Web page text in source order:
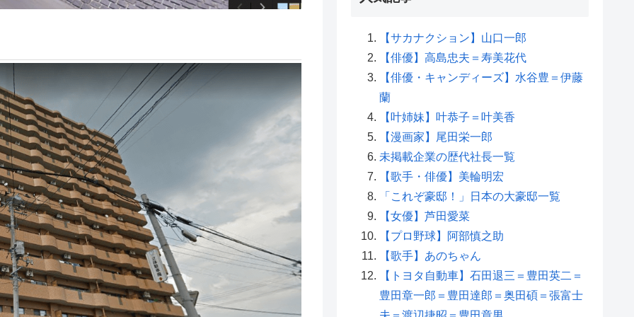
【サカナクション】山口一郎
【俳優】高島忠夫＝寿美花代
【俳優・キャンディーズ】水谷豊＝伊藤
蘭
【叶姉妹】叶恭子＝叶美香
【漫画家】尾田栄一郎
未掲載企業の歴代社長一覧
【歌手・俳優】美輪明宏
「これぞ豪邸！」日本の大豪邸一覧
【女優】芦田愛菜
【プロ野球】阿部慎之助
【歌手】あのちゃん
【トヨタ自動車】石田退三＝豊田英二＝
豊田章一郎＝豊田達郎＝奥田碩＝張富士